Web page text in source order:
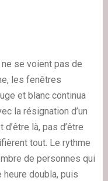
se voient pas de
les fenêtres
et blanc continua
la résignation d’un
là, pas d’être
tout. Le rythme
de personnes qui
doubla, puis